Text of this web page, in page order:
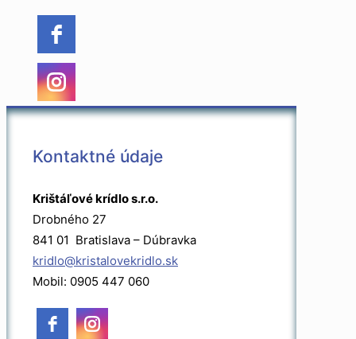
Kontaktné údaje
Krištáľové krídlo s.r.o.
Drobného 27
841 01 Bratislava – Dúbravka
kridlo@kristalovekridlo.sk
Mobil: 0905 447 060